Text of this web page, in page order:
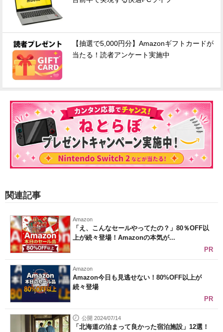
【抽選で5,000円分】Amazonギフトカードが
当たる！読者アンケート実施中
関連記事
Amazon
「え、こんなセールやってたの？」80％OFF以
上が続々登場！Amazonの本気が...
PR
Amazon
Amazon今日も見逃せない！80%OFF以上が
続々登場
PR
公開 2024/07/14
「北海道の泊まって良かった宿泊施設」12選！